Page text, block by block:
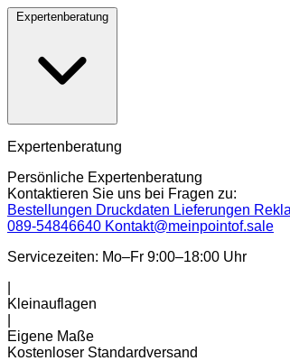
Expertenberatung
Expertenberatung
Persönliche Expertenberatung
Kontaktieren Sie uns bei Fragen zu:
Bestellungen Druckdaten Lieferungen
089-54846640 Kontakt@meinpointof.sale
Servicezeiten: Mo–Fr 9:00–18:00 Uhr
Kleinauflagen
Eigene Maße
Kostenloser Standardversand